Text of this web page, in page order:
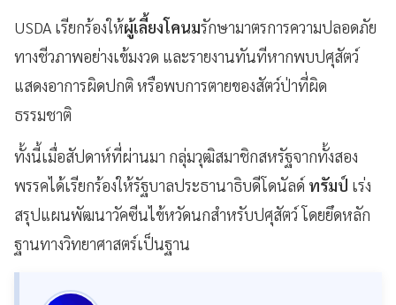
USDA เรียกร้องให้ผู้เลี้ยงโคนมรักษามาตรการความปลอดภัย
ทางชีวภาพอย่างเข้มงวด และรายงานทันทีหากพบปศุสัตว์
แสดงอาการผิดปกติ หรือพบการตายของสัตว์ป่าที่ผิด
ธรรมชาติ
ทั้งนี้เมื่อสัปดาห์ที่ผ่านมา กลุ่มวุฒิสมาชิกสหรัฐจากทั้งสอง
พรรคได้เรียกร้องให้รัฐบาลประธานาธิบดีโดนัลด์ ทรัมป์ เร่ง
สรุปแผนพัฒนาวัคซีนไข้หวัดนกสำหรับปศุสัตว์ โดยยึดหลัก
ฐานทางวิทยาศาสตร์เป็นฐาน